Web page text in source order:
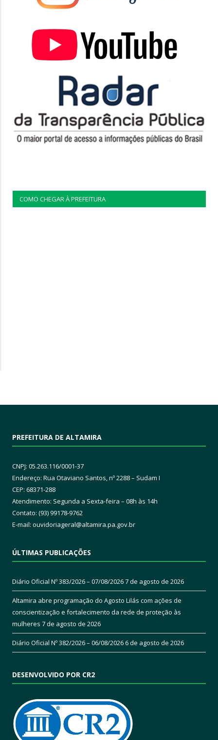
COMO CHEGAR À PREFEITURA
PREFEITURA DE ALTAMIRA
CNPJ: 05.263.116/0001-37
Endereço: Rua Otaviano Santos, nº 2288 – Sudam I
CEP: 68371-288
Atendimento: Segunda a Sexta-feira – 08h às 14h
Contato: (93) 99178-9762
E-mail: ouvidoriageral@altamira.pa.gov.br
ÚLTIMAS PUBLICAÇÕES
Diário Oficial Nº 383/2026 – 07/08/20267 de agosto de 2026
Altamira abre programação do Agosto Lilás com ações de
conscientização e fortalecimento da rede de proteção às
mulheres 7 de agosto de 2026
Diário Oficial Nº 382/2026 – 06/08/20266 de agosto de 2026
DESENVOLVIDO POR CR2